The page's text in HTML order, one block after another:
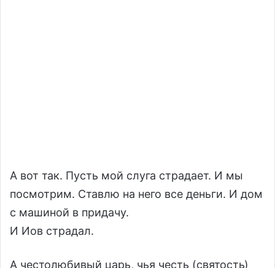
А вот так. Пусть мой слуга страдает. И мы
посмотрим. Ставлю на него все деньги. И дом
с машиной в придачу.
И Иов страдал.
А честолюбивый царь, чья честь (святость)